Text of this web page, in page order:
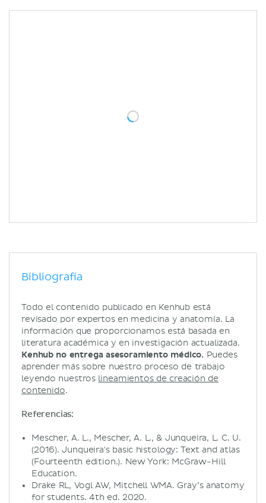
Bibliografía
Todo el contenido publicado en Kenhub está
revisado por expertos en medicina y anatomía. La
información que proporcionamos está basada en
literatura académica y en investigación actualizada.
Kenhub no entrega asesoramiento médico. Puedes
aprender más sobre nuestro proceso de trabajo
leyendo nuestros lineamientos de creación de
contenido.
Referencias:
Mescher, A. L., Mescher, A. L., & Junqueira, L. C. U.
(2016). Junqueira's basic histology: Text and atlas
(Fourteenth edition.). New York: McGraw-Hill
Education.
Drake RL, Vogl AW, Mitchell WMA. Gray’s anatomy
for students. 4th ed. 2020.